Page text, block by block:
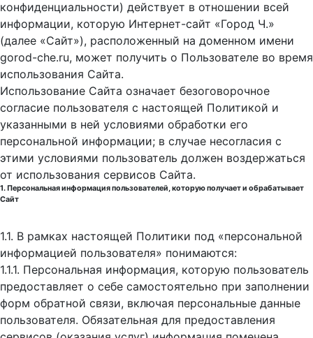
конфиденциальности) действует в отношении всей
информации, которую Интернет-сайт «Город Ч.»
(далее «Сайт»), расположенный на доменном имени
gorod-che.ru, может получить о Пользователе во время
использования Cайта.
Использование Сайта означает безоговорочное
согласие пользователя с настоящей Политикой и
указанными в ней условиями обработки его
персональной информации; в случае несогласия с
этими условиями пользователь должен воздержаться
от использования сервисов Сайта.
1. Персональная информация пользователей, которую получает и обрабатывает
Сайт
1.1. В рамках настоящей Политики под «персональной
информацией пользователя» понимаются:
1.1.1. Персональная информация, которую пользователь
предоставляет о себе самостоятельно при заполнении
форм обратной связи, включая персональные данные
пользователя. Обязательная для предоставления